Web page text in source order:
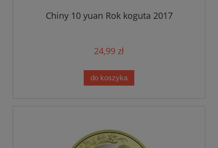
Chiny 10 yuan Rok koguta 2017
24,99 zł
do koszyka